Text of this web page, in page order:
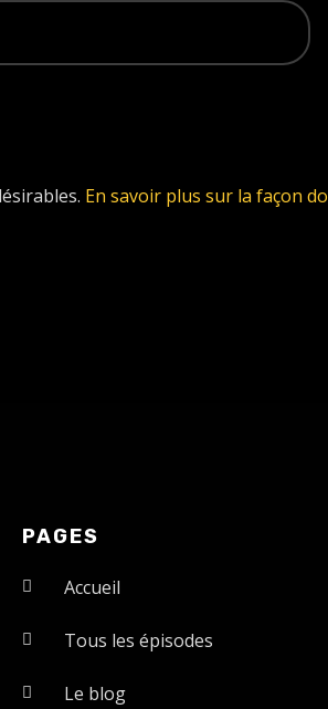
En savoir plus sur la façon
PAGES
Accueil
Tous les épisodes
Le blog